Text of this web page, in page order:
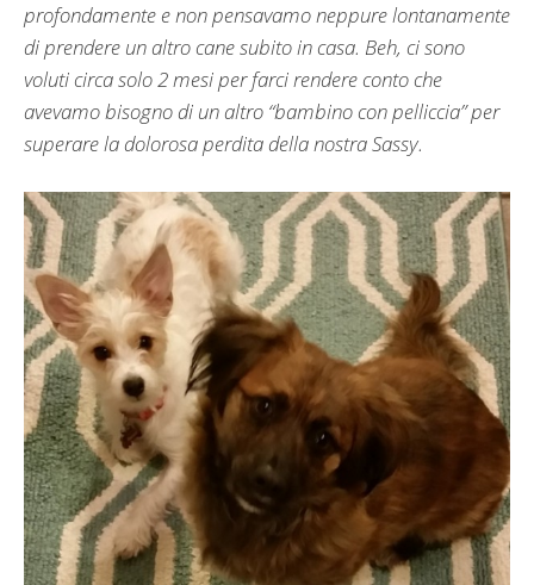
profondamente e non pensavamo neppure lontanamente
di prendere un altro cane subito in casa. Beh, ci sono
voluti circa solo 2 mesi per farci rendere conto che
avevamo bisogno di un altro “bambino con pelliccia” per
superare la dolorosa perdita della nostra Sassy.